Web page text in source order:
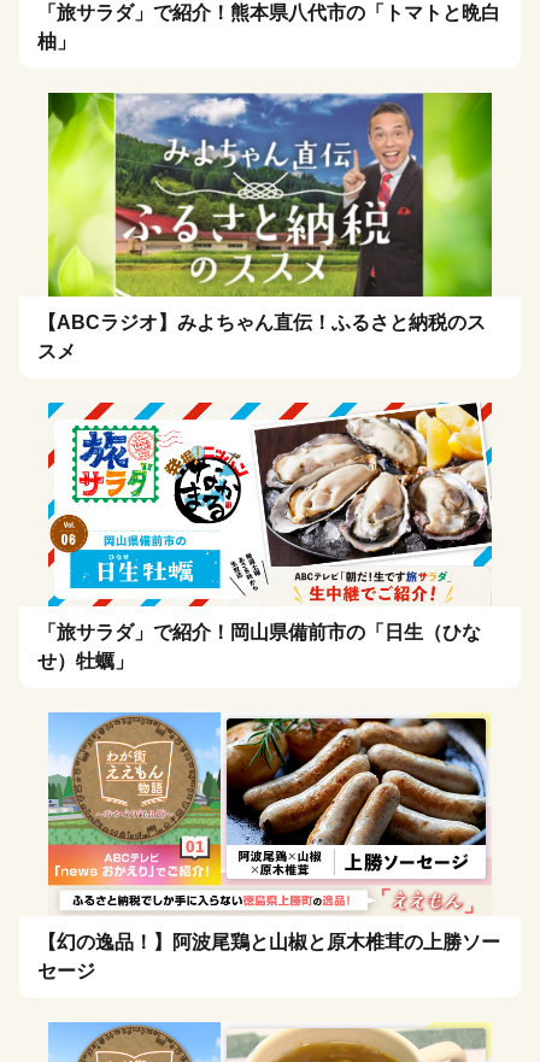
「旅サラダ」で紹介！熊本県八代市の「トマトと晩白
柚」
【ABCラジオ】みよちゃん直伝！ふるさと納税のス
スメ
「旅サラダ」で紹介！岡山県備前市の「日生（ひな
せ）牡蠣」
【幻の逸品！】阿波尾鶏と山椒と原木椎茸の上勝ソー
セージ